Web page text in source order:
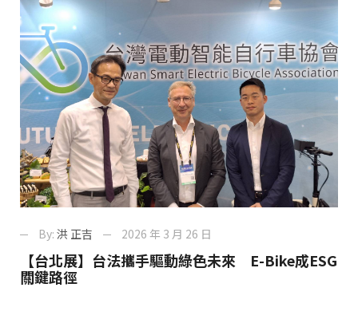
By: 洪 正吉 2026 年 3 月 26 日
【台北展】台法攜手驅動綠色未來 E-Bike成ESG
關鍵路徑